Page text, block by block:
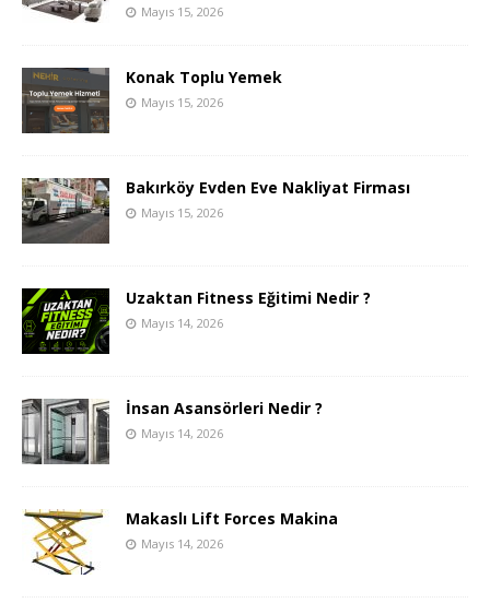
Mayıs 15, 2026
Konak Toplu Yemek
Mayıs 15, 2026
Bakırköy Evden Eve Nakliyat Firması
Mayıs 15, 2026
Uzaktan Fitness Eğitimi Nedir ?
Mayıs 14, 2026
İnsan Asansörleri Nedir ?
Mayıs 14, 2026
Makaslı Lift Forces Makina
Mayıs 14, 2026